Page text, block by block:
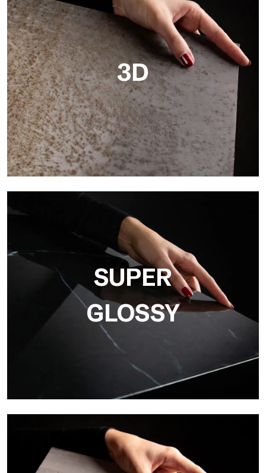
3D
Ultralight 3D è una lastra decorativa con superficie
tridimensionale che, grazie a un innovativo processo di stampa
in alta risoluzione
SUPER
GLOSSY
Super Glossy
Ultralight Super Glossy è una finitura lucida a effetto specchio